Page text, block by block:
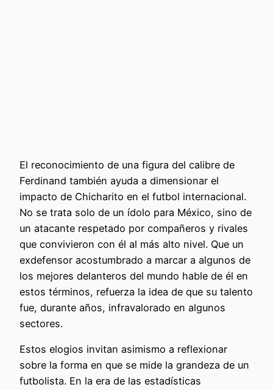
El reconocimiento de una figura del calibre de
Ferdinand también ayuda a dimensionar el
impacto de Chicharito en el futbol internacional.
No se trata solo de un ídolo para México, sino de
un atacante respetado por compañeros y rivales
que convivieron con él al más alto nivel. Que un
exdefensor acostumbrado a marcar a algunos de
los mejores delanteros del mundo hable de él en
estos términos, refuerza la idea de que su talento
fue, durante años, infravalorado en algunos
sectores.
Estos elogios invitan asimismo a reflexionar
sobre la forma en que se mide la grandeza de un
futbolista. En la era de las estadísticas